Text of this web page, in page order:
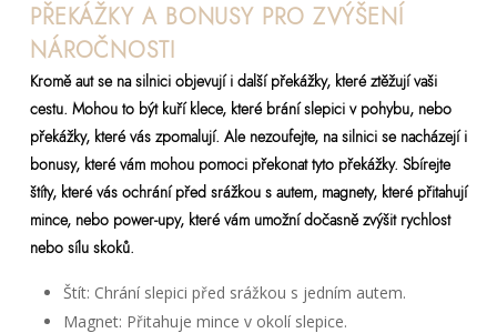
PŘEKÁŽKY A BONUSY PRO ZVÝŠENÍ
NÁROČNOSTI
Kromě aut se na silnici objevují i další překážky, které ztěžují vaši
cestu. Mohou to být kuří klece, které brání slepici v pohybu, nebo
překážky, které vás zpomalují. Ale nezoufejte, na silnici se nacházejí i
bonusy, které vám mohou pomoci překonat tyto překážky. Sbírejte
štíty, které vás ochrání před srážkou s autem, magnety, které přitahují
mince, nebo power-upy, které vám umožní dočasně zvýšit rychlost
nebo sílu skoků.
Štít: Chrání slepici před srážkou s jedním autem.
Magnet: Přitahuje mince v okolí slepice.